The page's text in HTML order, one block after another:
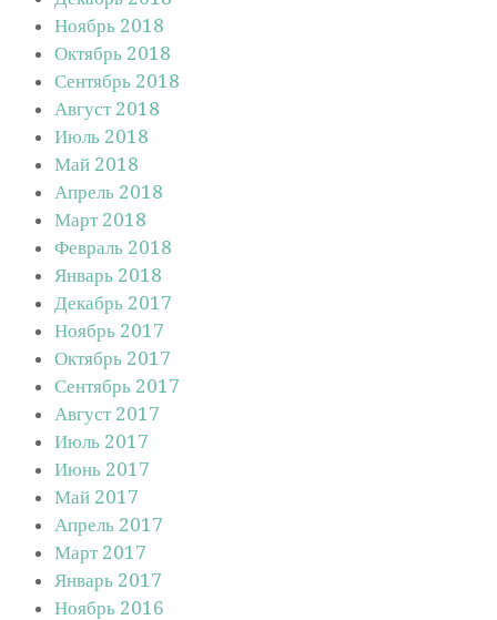
Ноябрь 2018
Октябрь 2018
Сентябрь 2018
Август 2018
Июль 2018
Май 2018
Апрель 2018
Март 2018
Февраль 2018
Январь 2018
Декабрь 2017
Ноябрь 2017
Октябрь 2017
Сентябрь 2017
Август 2017
Июль 2017
Июнь 2017
Май 2017
Апрель 2017
Март 2017
Январь 2017
Ноябрь 2016